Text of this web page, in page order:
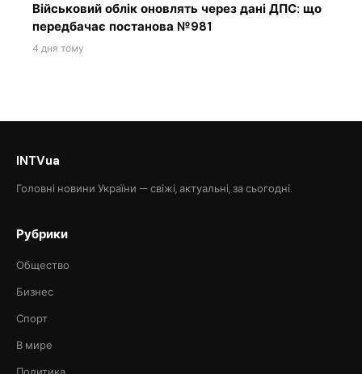
Військовий облік оновлять через дані ДПС: що
передбачає постанова №981
4 дня тому
INTVua
Головні новини України — свіжі, актуальні, за сьогодні.
Рубрики
Общество
Бизнес
Спорт
В мире